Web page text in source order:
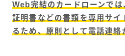
Web完結のカードローンで
証明書などの書類を専用サ
るため、原則として電話連絡